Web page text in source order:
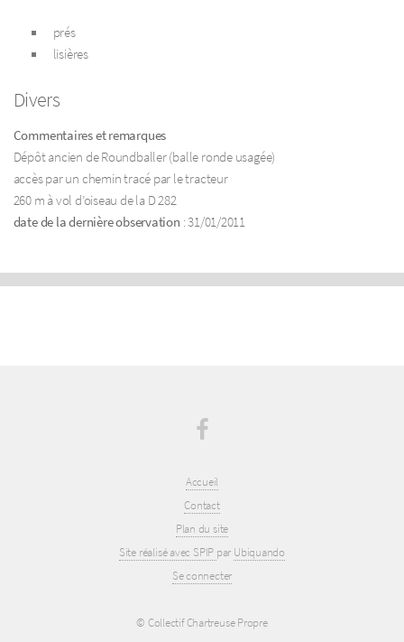
prés
lisières
Divers
Commentaires et remarques
Dépôt ancien de Roundballer (balle ronde usagée)
accès par un chemin tracé par le tracteur
260 m à vol d’oiseau de la D 282
date de la dernière observation : 31/01/2011
Accueil
Contact
Plan du site
Site réalisé avec SPIP par Ubiquando
Se connecter
© Collectif Chartreuse Propre